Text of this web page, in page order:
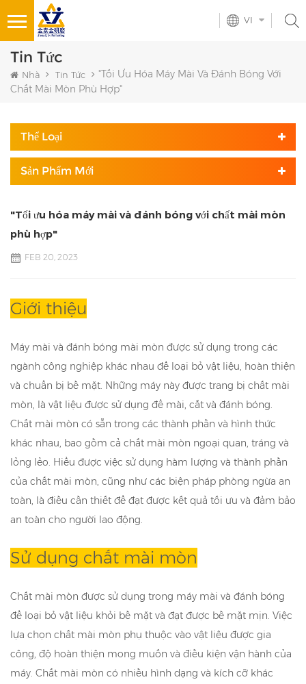
VI
Tin Tức
Nhà Tin Tức
"Tối Ưu Hóa Máy Mài Và Đánh Bóng Với
Chất Mài Mòn Phù Hợp"
Thể Loại
Sản Phẩm Mới
"Tối ưu hóa máy mài và đánh bóng với chất mài mòn
phù hợp"
FEB 20, 2023
Giới thiệu
Máy mài và đánh bóng mài mòn được sử dụng trong các
ngành công nghiệp khác nhau để loại bỏ vật liệu, hoàn thiện
và chuẩn bị bề mặt. Những máy này được trang bị chất mài
mòn, là vật liệu được sử dụng để mài, cắt và đánh bóng.
Chất mài mòn có sẵn trong các thành phần và hình thức
khác nhau, bao gồm cả chất mài mòn ngoại quan, tráng và
lỏng lẻo. Hiểu được việc sử dụng hàm lượng và thành phần
của chất mài mòn, cũng như các biện pháp phòng ngừa an
toàn, là điều cần thiết để đạt được kết quả tối ưu và đảm bảo
an toàn cho người lao động.
Sử dụng chất mài mòn
Chất mài mòn được sử dụng trong máy mài và đánh bóng
để loại bỏ vật liệu khỏi bề mặt và đạt được bề mặt mịn. Việc
lựa chọn chất mài mòn phụ thuộc vào vật liệu được gia
công, độ hoàn thiện mong muốn và điều kiện vận hành của
máy. Chất mài mòn có nhiều hình dạng và kích cỡ khác